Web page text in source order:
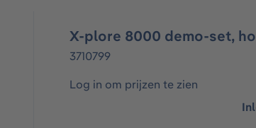
X-plore 8000 demo-set,
3710799
Log in om prijzen te zien